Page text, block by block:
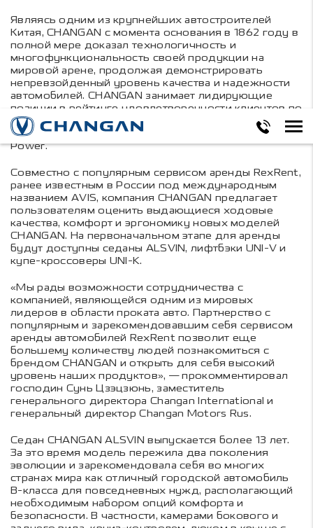
Являясь одним из крупнейших автостроителей
Китая, СHANGAN с момента основания в 1862 году в
полной мере доказал технологичность и
многофункциональность своей продукции на
мировой арене, продолжая демонстрировать
непревзойденный уровень качества и надежности
автомобилей. CHANGAN занимает лидирующие
позиции в рейтинге удовлетворенности клиентов по
результатам исследований авторитетного
международного аналитического агентства J.D.
Power.
Совместно с популярным сервисом аренды RexRent,
ранее известным в России под международным
названием AVIS, компания CHANGAN предлагает
пользователям оценить выдающиеся ходовые
качества, комфорт и эргономику новых моделей
CHANGAN. На первоначальном этапе для аренды
будут доступны седаны ALSVIN, лифтбэки UNI-V и
купе-кроссоверы UNI-K.
«Мы рады возможности сотрудничества с
компанией, являющейся одним из мировых
лидеров в области проката авто. Партнерство с
популярным и зарекомендовавшим себя сервисом
аренды автомобилей RexRent позволит еще
большему количеству людей познакомиться с
брендом CHANGAN и открыть для себя высокий
уровень наших продуктов», — прокомментировал
господин Сунь Цзэцзюнь, заместитель
генерального директора Changan International и
генеральный директор Changan Motors Rus.
Седан CHANGAN ALSVIN выпускается более 13 лет.
За это время модель пережила два поколения
эволюции и зарекомендовала себя во многих
странах мира как отличный городской автомобиль
B-класса для повседневных нужд, располагающий
необходимым набором опций комфорта и
безопасности. В частности, камерами бокового и